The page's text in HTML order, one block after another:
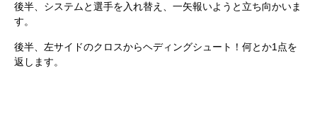
後半、システムと選手を入れ替え、一矢報いようと立ち向かいま
す。
後半、左サイドのクロスからヘディングシュート！何とか1点を
返します。